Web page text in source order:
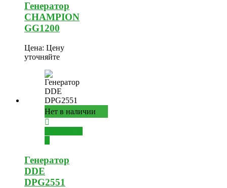
Генератор
CHAMPION
GG1200
Цена: Цену
уточняйте
Нет в наличии
Генератор
DDE
DPG2551